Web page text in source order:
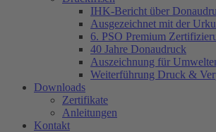
IHK-Bericht über
Ausgezeichnet mit der
6. PSO Premium
40 Jahre Donaudruck
Auszeichnung für
Weiterführung Druck &
Downloads
Zertifikate
Anleitungen
Kontakt